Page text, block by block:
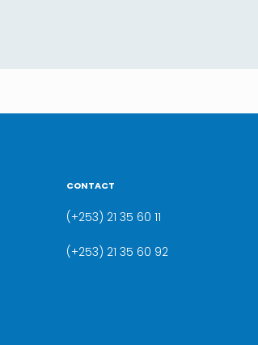
CONTACT
(+253) 21 35 60 11
(+253) 21 35 60 92